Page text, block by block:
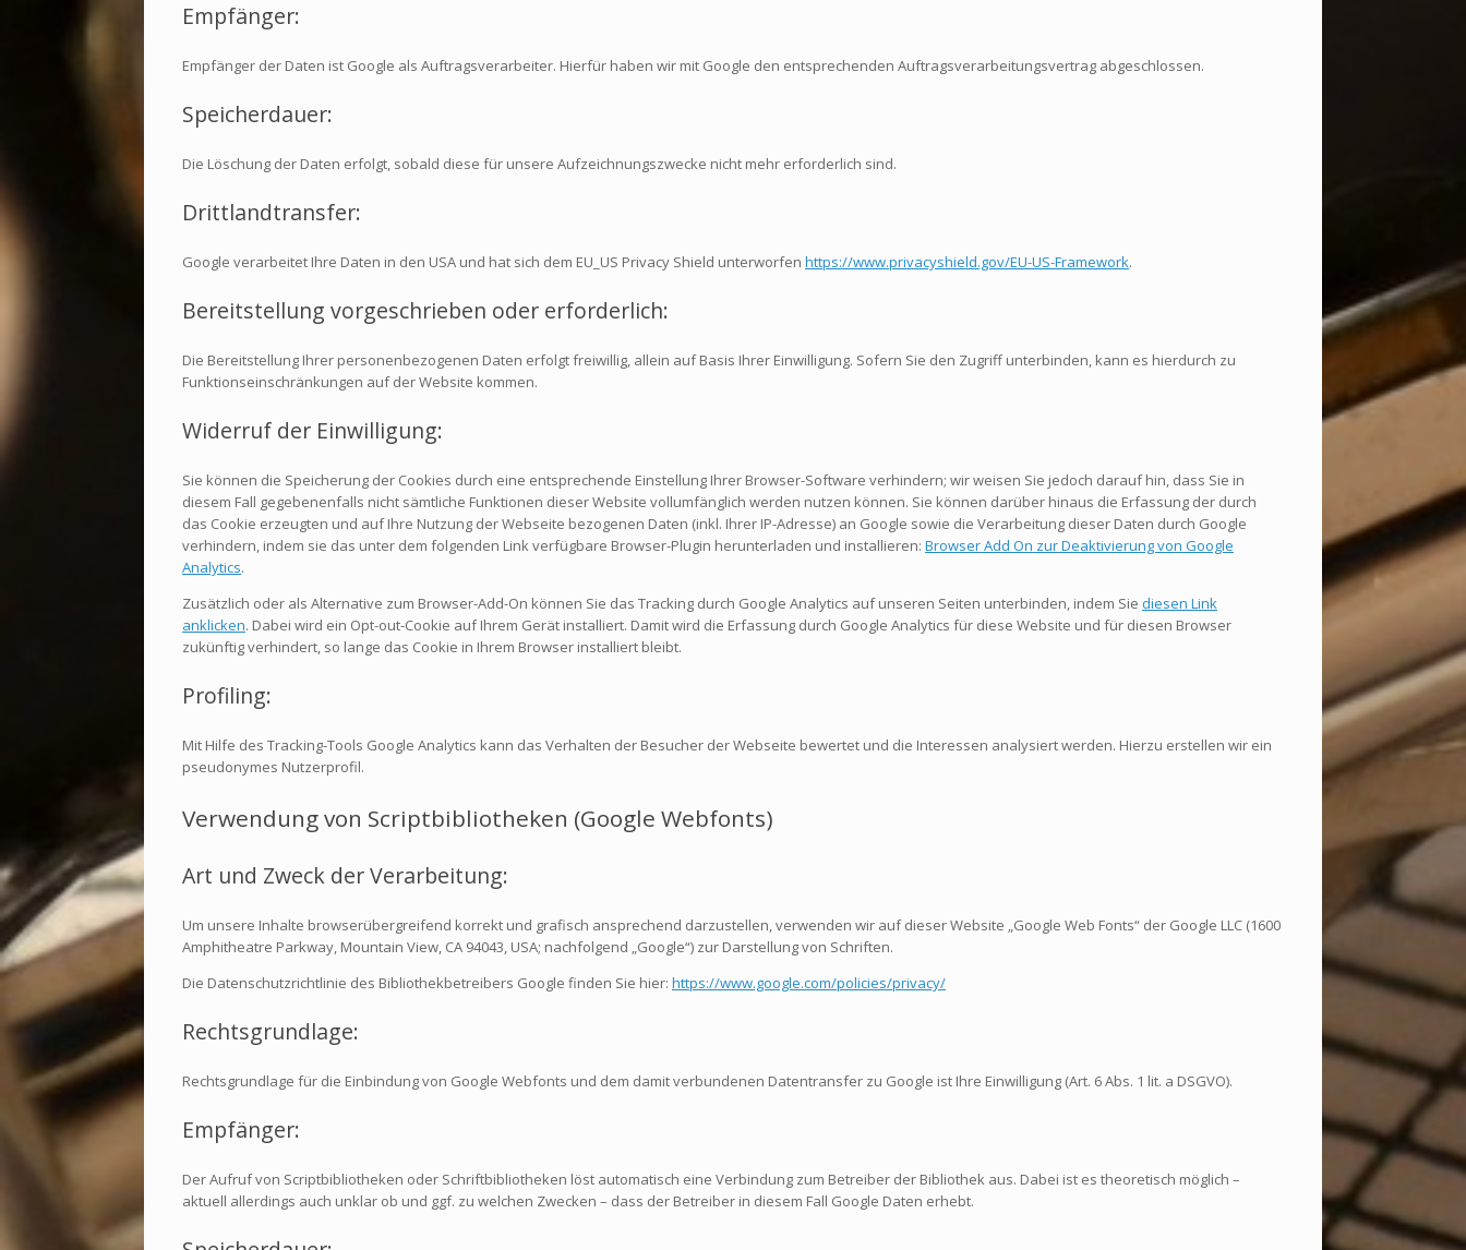
Empfänger:
Empfänger der Daten ist Google als Auftragsverarbeiter. Hierfür haben wir mit Google den entsprechenden Auftragsverarbeitungsvertrag abgeschlossen.
Speicherdauer:
Die Löschung der Daten erfolgt, sobald diese für unsere Aufzeichnungszwecke nicht mehr erforderlich sind.
Drittlandtransfer:
Google verarbeitet Ihre Daten in den USA und hat sich dem EU_US Privacy Shield unterworfen https://www.privacyshield.gov/EU-US-Framework.
Bereitstellung vorgeschrieben oder erforderlich:
Die Bereitstellung Ihrer personenbezogenen Daten erfolgt freiwillig, allein auf Basis Ihrer Einwilligung. Sofern Sie den Zugriff unterbinden, kann es hierdurch zu
Funktionseinschränkungen auf der Website kommen.
Widerruf der Einwilligung:
Sie können die Speicherung der Cookies durch eine entsprechende Einstellung Ihrer Browser-Software verhindern; wir weisen Sie jedoch darauf hin, dass Sie in
diesem Fall gegebenenfalls nicht sämtliche Funktionen dieser Website vollumfänglich werden nutzen können. Sie können darüber hinaus die Erfassung der durch
das Cookie erzeugten und auf Ihre Nutzung der Webseite bezogenen Daten (inkl. Ihrer IP-Adresse) an Google sowie die Verarbeitung dieser Daten durch Google
verhindern, indem sie das unter dem folgenden Link verfügbare Browser-Plugin herunterladen und installieren: Browser Add On zur Deaktivierung von Google
Analytics.
Zusätzlich oder als Alternative zum Browser-Add-On können Sie das Tracking durch Google Analytics auf unseren Seiten unterbinden, indem Sie diesen Link
anklicken. Dabei wird ein Opt-out-Cookie auf Ihrem Gerät installiert. Damit wird die Erfassung durch Google Analytics für diese Website und für diesen Browser
zukünftig verhindert, so lange das Cookie in Ihrem Browser installiert bleibt.
Profiling:
Mit Hilfe des Tracking-Tools Google Analytics kann das Verhalten der Besucher der Webseite bewertet und die Interessen analysiert werden. Hierzu erstellen wir ein
pseudonymes Nutzerprofil.
Verwendung von Scriptbibliotheken (Google Webfonts)
Art und Zweck der Verarbeitung:
Um unsere Inhalte browserübergreifend korrekt und grafisch ansprechend darzustellen, verwenden wir auf dieser Website „Google Web Fonts“ der Google LLC (1600
Amphitheatre Parkway, Mountain View, CA 94043, USA; nachfolgend „Google“) zur Darstellung von Schriften.
Die Datenschutzrichtlinie des Bibliothekbetreibers Google finden Sie hier: https://www.google.com/policies/privacy/
Rechtsgrundlage:
Rechtsgrundlage für die Einbindung von Google Webfonts und dem damit verbundenen Datentransfer zu Google ist Ihre Einwilligung (Art. 6 Abs. 1 lit. a DSGVO).
Empfänger:
Der Aufruf von Scriptbibliotheken oder Schriftbibliotheken löst automatisch eine Verbindung zum Betreiber der Bibliothek aus. Dabei ist es theoretisch möglich –
aktuell allerdings auch unklar ob und ggf. zu welchen Zwecken – dass der Betreiber in diesem Fall Google Daten erhebt.